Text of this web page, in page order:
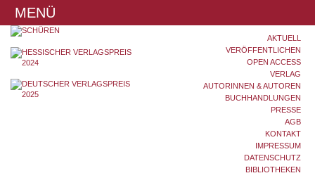
MENÜ
AKTUELL
VERÖFFENTLICHEN
OPEN ACCESS
VERLAG
AUTORINNEN & AUTOREN
BUCHHANDLUNGEN
PRESSE
AGB
KONTAKT
IMPRESSUM
DATENSCHUTZ
BIBLIOTHEKEN